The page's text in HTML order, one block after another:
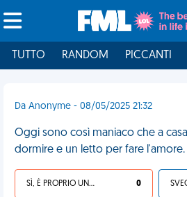
TUTTO RANDOM PICCANTI
Da Anonyme - 08/05/2025 21:32
Oggi sono così maniaco che a
dormire e un letto per fare l'amore.
SÌ, È PROPRIO UNA VDM! 0